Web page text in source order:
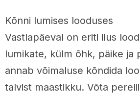
Kõnni lumises looduses
Vastlapäeval on eriti ilus
lumikate, külm õhk, päike ja
annab võimaluse kõndida
talvist maastikku. Võta